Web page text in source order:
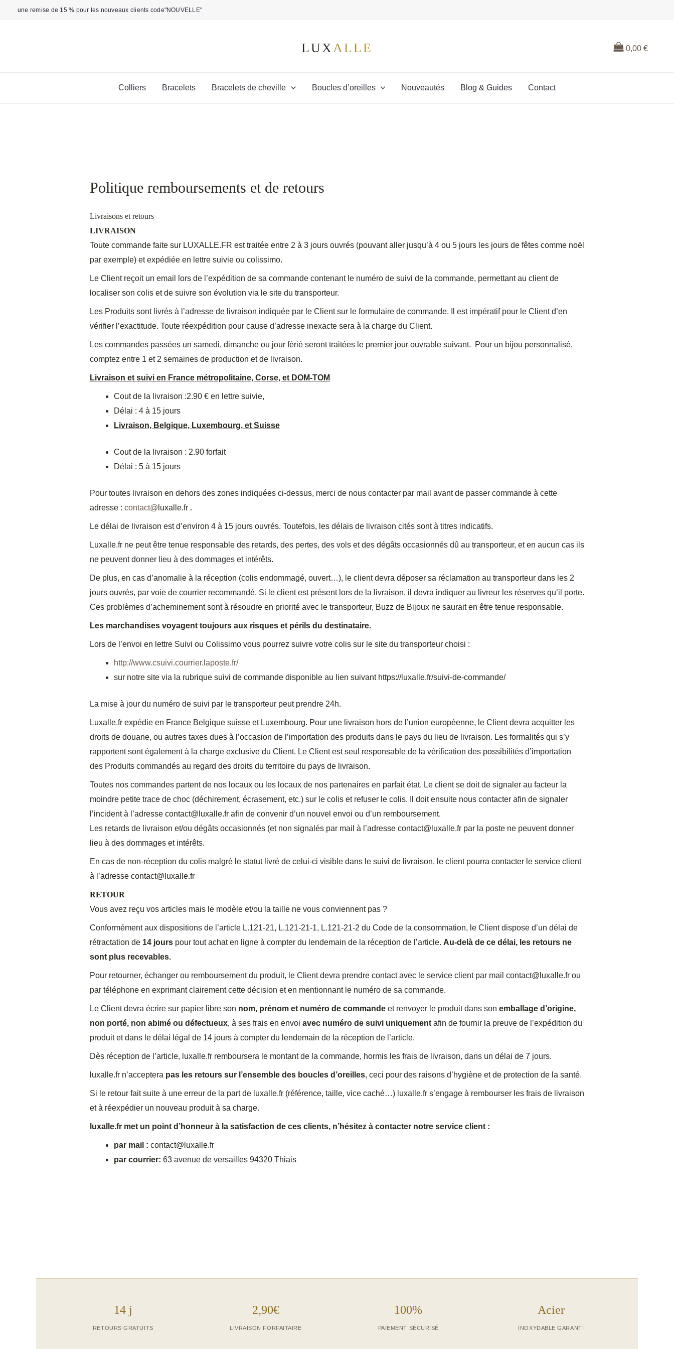
une remise de 15 % pour les nouveaux clients code"NOUVELLE"
0,00 €
Colliers Bracelets Bracelets de cheville Boucles d’oreilles Nouveautés Blog & Guides Contact
Politique remboursements et de retours
Livraisons et retours
LIVRAISON
Toute commande faite sur LUXALLE.FR est traitée entre 2 à 3 jours ouvrés (pouvant aller jusqu’à 4 ou 5 jours les jours de fêtes comme noël
par exemple) et expédiée en lettre suivie ou colissimo.
Le Client reçoit un email lors de l’expédition de sa commande contenant le numéro de suivi de la commande, permettant au client de
localiser son colis et de suivre son évolution via le site du transporteur.
Les Produits sont livrés à l’adresse de livraison indiquée par le Client sur le formulaire de commande. Il est impératif pour le Client d’en
vérifier l’exactitude. Toute réexpédition pour cause d’adresse inexacte sera à la charge du Client.
Les commandes passées un samedi, dimanche ou jour férié seront traitées le premier jour ouvrable suivant. Pour un bijou personnalisé,
comptez entre 1 et 2 semaines de production et de livraison.
Livraison et suivi en France métropolitaine, Corse, et DOM-TOM
Cout de la livraison :2.90 € en lettre suivie,
Délai : 4 à 15 jours
Livraison, Belgique, Luxembourg, et Suisse
Cout de la livraison : 2.90 forfait
Délai : 5 à 15 jours
Pour toutes livraison en dehors des zones indiquées ci-dessus, merci de nous contacter par mail avant de passer commande à cette
adresse : contact@ luxalle.fr .
Le délai de livraison est d’environ 4 à 15 jours ouvrés. Toutefois, les délais de livraison cités sont à titres indicatifs.
Luxalle.fr ne peut être tenue responsable des retards, des pertes, des vols et des dégâts occasionnés dû au transporteur, et en aucun cas ils
ne peuvent donner lieu à des dommages et intérêts.
De plus, en cas d’anomalie à la réception (colis endommagé, ouvert…), le client devra déposer sa réclamation au transporteur dans les 2
jours ouvrés, par voie de courrier recommandé. Si le client est présent lors de la livraison, il devra indiquer au livreur les réserves qu’il porte.
Ces problèmes d’acheminement sont à résoudre en priorité avec le transporteur, Buzz de Bijoux ne saurait en être tenue responsable.
Les marchandises voyagent toujours aux risques et périls du destinataire.
Lors de l’envoi en lettre Suivi ou Colissimo vous pourrez suivre votre colis sur le site du transporteur choisi :
http://www.csuivi.courrier.laposte.fr/
sur notre site via la rubrique suivi de commande disponible au lien suivant https://luxalle.fr/suivi-de-commande/
La mise à jour du numéro de suivi par le transporteur peut prendre 24h.
Luxalle.fr expédie en France Belgique suisse et Luxembourg. Pour une livraison hors de l’union européenne, le Client devra acquitter les
droits de douane, ou autres taxes dues à l’occasion de l’importation des produits dans le pays du lieu de livraison. Les formalités qui s’y
rapportent sont également à la charge exclusive du Client. Le Client est seul responsable de la vérification des possibilités d’importation
des Produits commandés au regard des droits du territoire du pays de livraison.
Toutes nos commandes partent de nos locaux ou les locaux de nos partenaires en parfait état. Le client se doit de signaler au facteur la
moindre petite trace de choc (déchirement, écrasement, etc.) sur le colis et refuser le colis. Il doit ensuite nous contacter afin de signaler
l’incident à l’adresse contact@luxalle.frafin de convenir d’un nouvel envoi ou d’un remboursement.
Les retards de livraison et/ou dégâts occasionnés (et non signalés par mail à l’adresse contact@luxalle.frpar la poste ne peuvent donner
lieu à des dommages et intérêts.
En cas de non-réception du colis malgré le statut livré de celui-ci visible dans le suivi de livraison, le client pourra contacter le service client
à l’adresse contact@luxalle.fr
RETOUR
Vous avez reçu vos articles mais le modèle et/ou la taille ne vous conviennent pas ?
Conformément aux dispositions de l’article L.121-21, L.121-21-1, L.121-21-2 du Code de la consommation, le Client dispose d’un délai de
rétractation de 14 jourspour tout achat en ligne à compter du lendemain de la réception de l’article. Au-delà de ce délai, les retours ne
sont plus recevables.
Pour retourner, échanger ou remboursement du produit, le Client devra prendre contact avec le service client par mail contact@luxalle.frou
par téléphone en exprimant clairement cette décision et en mentionnant le numéro de sa commande.
Le Client devra écrire sur papier libre son nom, prénom et numéro de commandeet renvoyer le produit dans son emballage d’origine,
non porté, non abimé ou défectueux, à ses frais en envoi avec numéro de suivi uniquementafin de fournir la preuve de l’expédition du
produit et dans le délai légal de 14 jours à compter du lendemain de la réception de l’article.
Dès réception de l’article, luxalle.fr remboursera le montant de la commande, hormis les frais de livraison, dans un délai de 7 jours.
luxalle.fr n’acceptera pas les retours sur l’ensemble des boucles d’oreilles, ceci pour des raisons d’hygiène et de protection de la santé.
Si le retour fait suite à une erreur de la part de luxalle.fr (référence, taille, vice caché…) luxalle.fr s’engage à rembourser les frais de livraison
et à réexpédier un nouveau produit à sa charge.
luxalle.fr met un point d’honneur à la satisfaction de ces clients, n’hésitez à contacter notre service client :
par mail : contact@luxalle.fr
par courrier: 63 avenue de versailles 94320 Thiais
14 j
RETOURS GRATUITS
2,90€
LIVRAISON FORFAITAIRE
100%
PAIEMENT SÉCURISÉ
Acier
INOXYDABLE GARANTI